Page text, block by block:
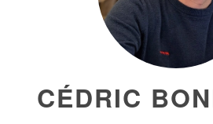
CÉDRIC